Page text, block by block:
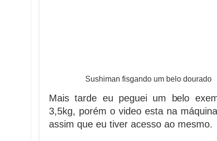
Sushiman fisgando um belo dourado
Mais tarde eu peguei um belo
3,5kg, porém o video esta na
assim que eu tiver acesso ao mesmo.